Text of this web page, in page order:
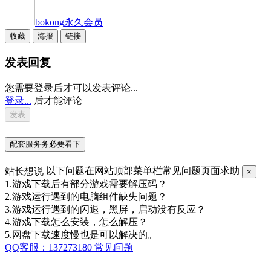
bokong永久会员
收藏 海报 链接
发表回复
您需要登录后才可以发表评论...
登录... 后才能评论
配套服务务必要看下
站长想说 以下问题在网站顶部菜单栏常见问题页面求助 ×
1.游戏下载后有部分游戏需要解压码？
2.游戏运行遇到的电脑组件缺失问题？
3.游戏运行遇到的闪退，黑屏，启动没有反应？
4.游戏下载怎么安装，怎么解压？
5.网盘下载速度慢也是可以解决的。
QQ客服：137273180 常见问题